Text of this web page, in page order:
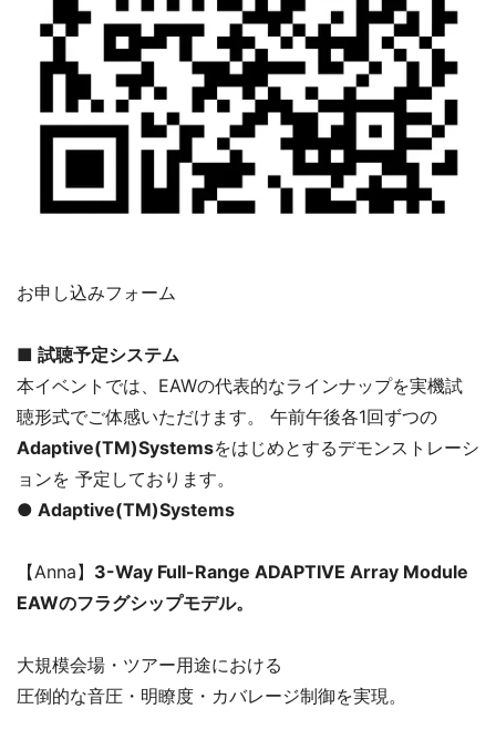
お申し込みフォーム
■ 試聴予定システム
本イベントでは、EAWの代表的なラインナップを実機試
聴形式でご体感いただけます。 午前午後各1回ずつの
Adaptive(TM)Systemsをはじめとするデモンストレーシ
ョンを 予定しております。
● Adaptive(TM)Systems
【Anna】 3-Way Full-Range ADAPTIVE Array Module
EAWのフラグシップモデル。
大規模会場・ツアー用途における
圧倒的な音圧・明瞭度・カバレージ制御を実現。